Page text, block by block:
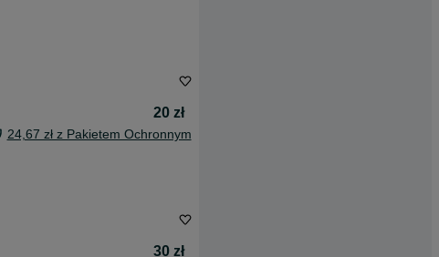
20 zł
24,67 zł z Pakietem Ochronnym
30 zł